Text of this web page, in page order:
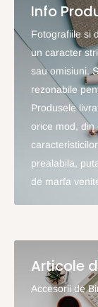
Info
Fotografiile si
un caracter
sau omisiuni.
rezonabile
Produsele
orice mod, din
prealabila,
de marfa
Articole
Accesorii de